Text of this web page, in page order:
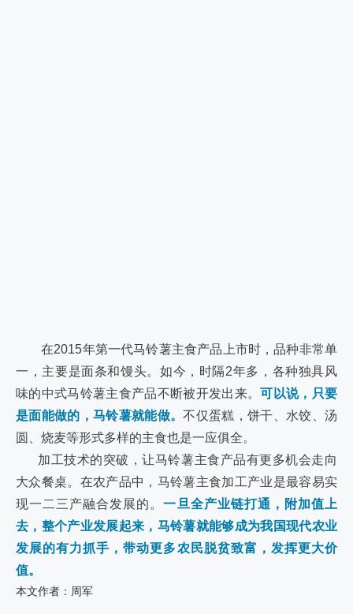
在2015年第一代马铃薯主食产品上市时，品种非常单
一，主要是面条和馒头。如今，时隔2年多，各种独具风
味的中式马铃薯主食产品不断被开发出来。可以说，只要
是面能做的，马铃薯就能做。不仅蛋糕，饼干、水饺、汤
圆、烧麦等形式多样的主食也是一应俱全。
加工技术的突破，让马铃薯主食产品有更多机会走向
大众餐桌。在农产品中，马铃薯主食加工产业是最容易实
现一二三产融合发展的。一旦全产业链打通，附加值上
去，整个产业发展起来，马铃薯就能够成为我国现代农业
发展的有力抓手，带动更多农民脱贫致富，发挥更大价
值。
本文作者：周军